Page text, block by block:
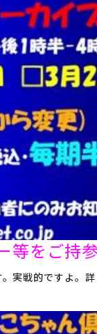
をご持
実戦的ですよ。